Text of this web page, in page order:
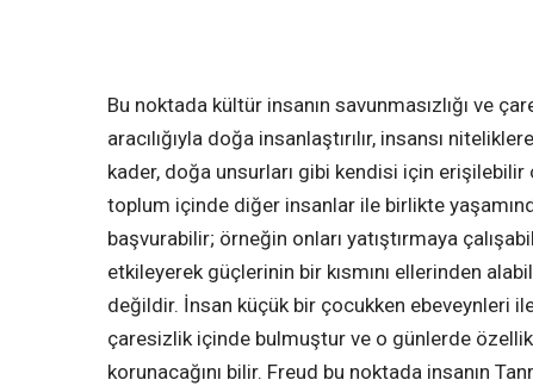
Bu noktada kültür insanın savunmasızlığı ve
aracılığıyla doğa insanlaştırılır, insansı
kader, doğa unsurları gibi kendisi için
toplum içinde diğer insanlar ile birlikte
başvurabilir; örneğin onları yatıştırmaya
etkileyerek güçlerinin bir kısmını ellerinden
değildir. İnsan küçük bir çocukken ebeveynleri
çaresizlik içinde bulmuştur ve o günlerde
korunacağını bilir. Freud bu noktada insanın